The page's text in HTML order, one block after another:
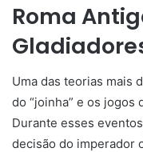
Roma
Uma das teorias mais
do “joinha” e os jogos
Durante esses
decisão do imperador